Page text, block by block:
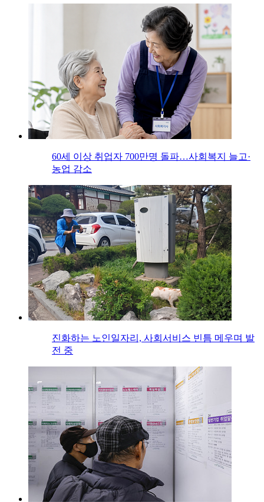
60세 이상 취업자 700만명 돌파…사회복지 늘고·
농업 감소
진화하는 노인일자리, 사회서비스 빈틈 메우며 발
전 중